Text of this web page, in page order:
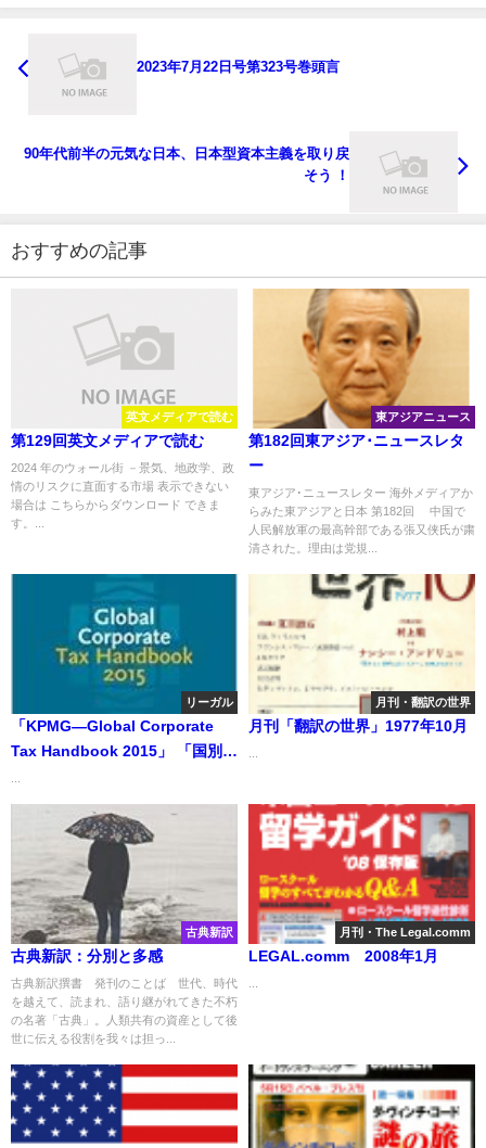
2023年7月22日号第323号巻頭言
90年代前半の元気な日本、日本型資本主義を取り戻
そう ！
おすすめの記事
英文メディアで読む
第129回英文メディアで読む
2024 年のウォール街 －景気、地政学、政
情のリスクに直面する市場 表示できない
場合は こちらからダウンロード できま
す。...
東アジアニュース
第182回東アジア･ニュースレタ
ー
東アジア･ニュースレター 海外メディアか
らみた東アジアと日本 第182回 中国で
人民解放軍の最高幹部である張又侠氏が粛
清された。理由は党規...
リーガル
「KPMG―Global Corporate
Tax Handbook 2015」 「国別法
度版」
月刊・翻訳の世界
月刊「翻訳の世界」1977年10月
古典新訳
古典新訳：分別と多感
古典新訳撰書 発刊のことば 世代、時代
を越えて、読まれ、語り継がれてきた不朽
の名著「古典」。人類共有の資産として後
世に伝える役割を我々は担っ...
月刊・The Legal.comm
LEGAL.comm 2008年1月